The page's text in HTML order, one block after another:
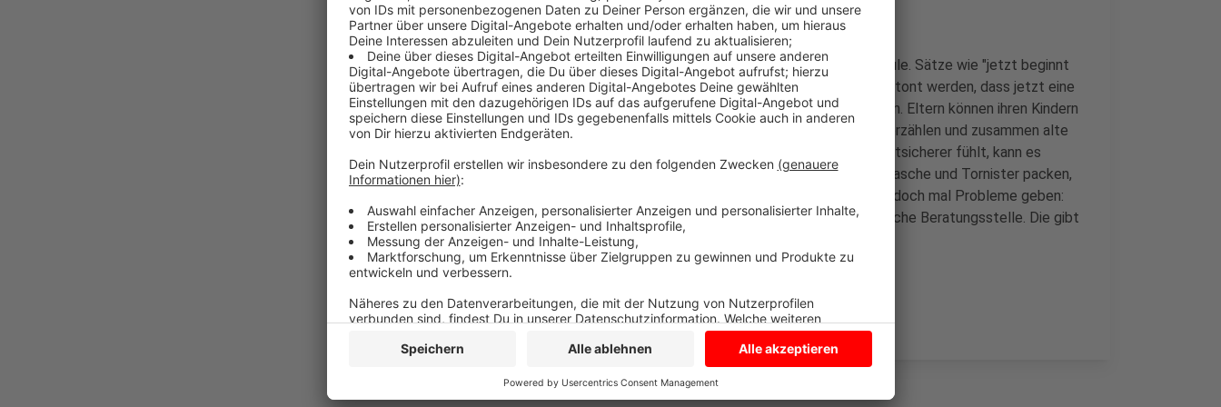
Wichtig sei: vermitteln Sie eine positive Grundeinstellung zur Schule. Sätze wie "jetzt beginnt
der Ernst des Lebens" seien nicht hilfreich. Stattdessen sollte betont werden, dass jetzt eine
neue, spannende Zeit beginnt, in der Kinder sehr viel lernen werden. Eltern können ihren Kindern
auch Angst nehmen, indem sie gutes aus ihrer eigenen Schulzeit erzählen und zusammen alte
Fotos von damals durchschauen. Damit das Kind sich immer selbstsicherer fühlt, kann es
kleine Aufgaben auch zuhause übernehmen: Tisch decken, Sporttasche und Tornister packen,
Anziehsachen für den nächsten Tag selbst raussuchen. Sollte es doch mal Probleme geben:
mit Lehrern sprechen, bei Bedarf helfe auch die schulpsychologische Beratungsstelle. Die gibt
es in jedem Kreis bzw. jeder kreisfreien Stadt.
Anzeige